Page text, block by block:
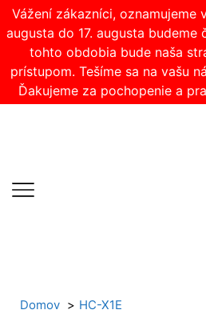
Vážení zákazníci, oznamujeme
augusta do 17. augusta
tohto obdobia bude naša
prístupom. Tešíme sa na vašu
Ďakujeme za pochopenie a
Domov HC-X1E